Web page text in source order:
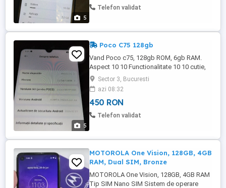
5
Telefon validat
5
Poco C75 128gb
Vand Poco c75, 128gb ROM, 6gb RAM.
Aspect 10 10 Functionalitate 10 10 cutie,
cablu. nu fac schimb.
Sector 3, Bucuresti
azi 08:32
450 RON
Telefon validat
MOTOROLA One Vision, 128GB, 4GB
RAM, Dual SIM, Bronze
MOTOROLA One Vision, 128GB, 4GB RAM
Tip SIM Nano SIM Sistem de operare